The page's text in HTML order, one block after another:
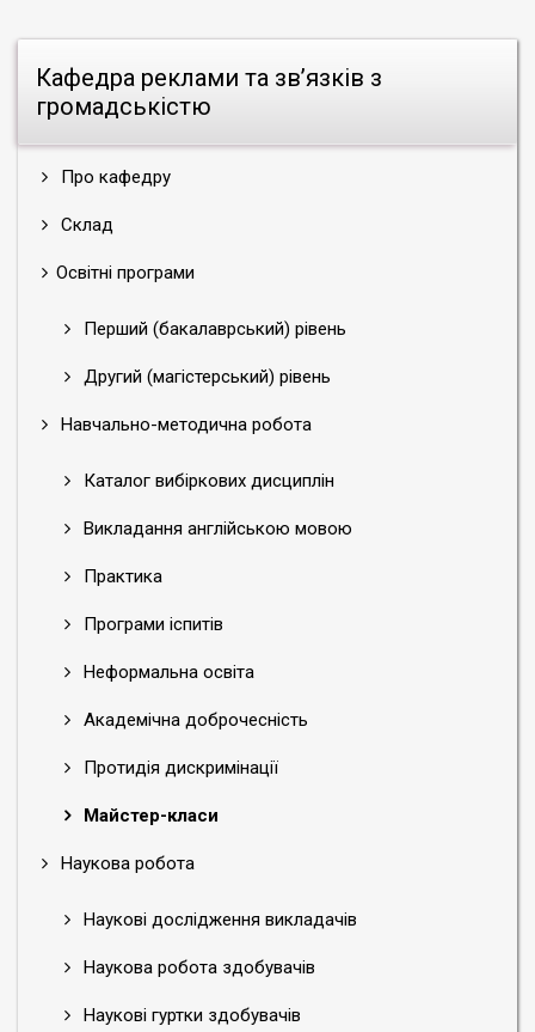
Кафедра реклами та зв’язків з
громадськістю
Про кафедру
Склад
Освітні програми
Перший (бакалаврський) рівень
Другий (магістерський) рівень
Навчально-методична робота
Каталог вибіркових дисциплін
Викладання англійською мовою
Практика
Програми іспитів
Неформальна освіта
Академічна доброчесність
Протидія дискримінації
Майстер-класи
Наукова робота
Наукові дослідження викладачів
Наукова робота здобувачів
Наукові гуртки здобувачів